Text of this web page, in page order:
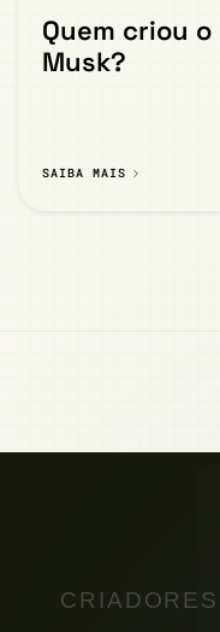
Quem criou o
Musk?
SAIBA MAIS
CRIADORES